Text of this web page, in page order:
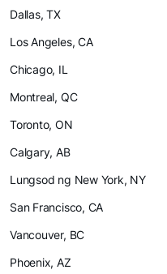
Dallas, TX
Los Angeles, CA
Chicago, IL
Montreal, QC
Toronto, ON
Calgary, AB
Lungsod ng New York, NY
San Francisco, CA
Vancouver, BC
Phoenix, AZ